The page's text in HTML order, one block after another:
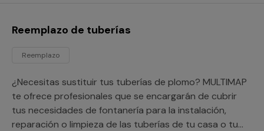
Reemplazo de tuberías
Reemplazo
¿Necesitas sustituir tus tuberías de plomo? MULTIMAP
te ofrece profesionales que se encargarán de cubrir
tus necesidades de fontanería para la instalación,
reparación o limpieza de las tuberías de tu casa o tu